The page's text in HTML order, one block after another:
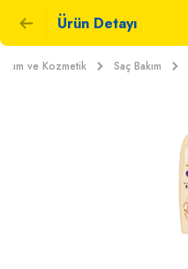
Ürün Detayı
ve Kozmetik Saç Bakım